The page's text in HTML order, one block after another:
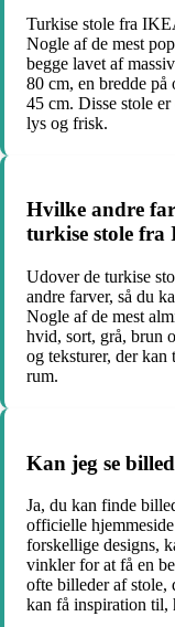
Turkise stole fra
Nogle af de mest
begge lavet af
80 cm, en bredde
45 cm. Disse stole
lys og frisk.
Hvilke andre
turkise stole fra
Udover de turkise
andre farver, så du
Nogle af de mest
hvid, sort, grå, brun
og teksturer, der
rum.
Kan jeg se
Ja, du kan finde
officielle
forskellige designs,
vinkler for at få en
ofte billeder af stole,
kan få inspiration til,